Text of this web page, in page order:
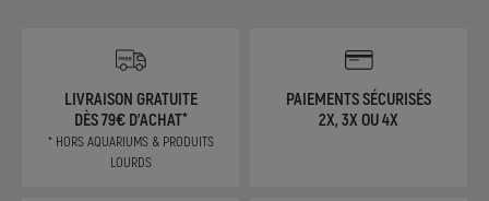
LIVRAISON GRATUITE
DÈS 79€ D'ACHAT*
* HORS AQUARIUMS & PRODUITS
LOURDS
PAIEMENTS SÉCURISÉS
2X, 3X OU 4X